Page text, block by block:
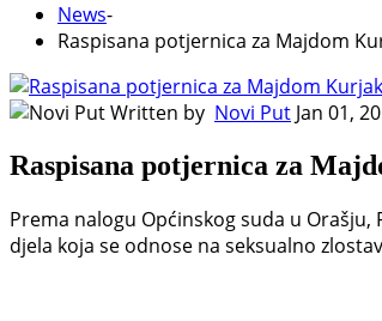
News-
Raspisana potjernica za Majdom
Written by Novi Put Jan 01,
Raspisana potjernica za
Prema nalogu Općinskog suda u
djela koja se odnose na seksualno